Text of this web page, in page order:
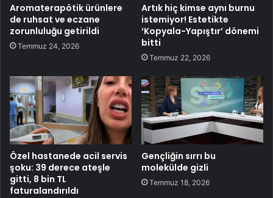
Aromaterapötik ürünlere
de ruhsat ve eczane
zorunluluğu getirildi
Temmuz 24, 2026
Artık hiç kimse aynı burnu
istemiyor! Estetikte
‘Kopyala-Yapıştır’ dönemi
bitti
Temmuz 22, 2026
Özel hastanede acil servis
şoku: 39 derece ateşle
gitti, 8 bin TL
faturalandırıldı
Gençliğin sırrı bu
molekülde gizli
Temmuz 18, 2026